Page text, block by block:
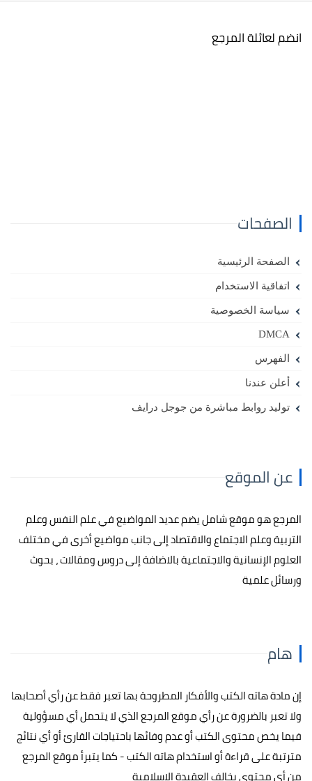
انضم لعائلة المرجع
الصفحات
الصفحة الرئيسية
اتفاقية الاستخدام
سياسة الخصوصية
DMCA
الفهرس
أعلن عندنا
توليد روابط مباشرة من جوجل درايف
عن الموقع
المرجع هو موقع شامل يضم عديد المواضيع في علم النفس وعلم
التربية وعلم الاجتماع والاقتصاد إلى جانب مواضيع أخرى في مختلف
العلوم الإنسانية والاجتماعية بالاضافة إلى دروس ومقالات ، بحوث
ورسائل علمية
هام
إن مادة هاته الكتب والأفكار المطروحة بها تعبر فقط عن رأي أصحابها
ولا تعبر بالضرورة عن رأي موقع المرجع الذي لا يتحمل أي مسؤولية
فيما يخص محتوى الكتب أو عدم وفائها باحتياجات القارئ أو أي نتائج
مترتبة على قراءة أو استخدام هاته الكتب - كما يتبرأ موقع المرجع
من أي محتوى يخالف العقيدة الإسلامية